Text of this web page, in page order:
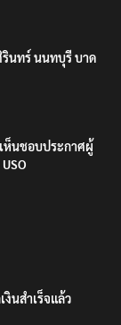
รินทร์ นนทบุรี บาด
ห็นชอบประกาศผู้
นสำเร็จแล้ว